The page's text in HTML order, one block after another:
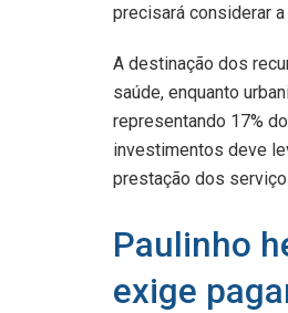
precisará considerar
A destinação dos
saúde, enquanto
representando 17%
investimentos deve
prestação dos
Paulinho
exige